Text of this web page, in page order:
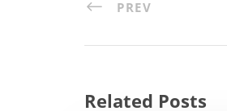
PREV
Related Posts